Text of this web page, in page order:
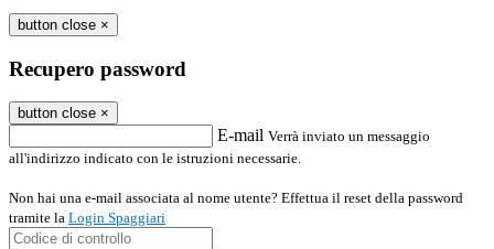
button close ×
Recupero password
button close ×
E-mail Verrà inviato un messaggio
all'indirizzo indicato con le istruzioni necessarie.
Non hai una e-mail associata al nome utente? Effettua il reset della password
tramite la Login Spaggiari